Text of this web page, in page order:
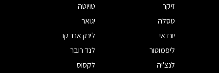
זיקר
טויוטה
טסלה
יגואר
יונדאי
לינק אנד קו
ליפמוטור
לנד רובר
לנצ'יה
לקסוס